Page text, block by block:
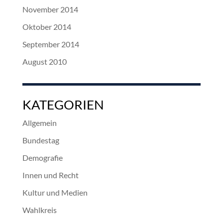
November 2014
Oktober 2014
September 2014
August 2010
KATEGORIEN
Allgemein
Bundestag
Demografie
Innen und Recht
Kultur und Medien
Wahlkreis